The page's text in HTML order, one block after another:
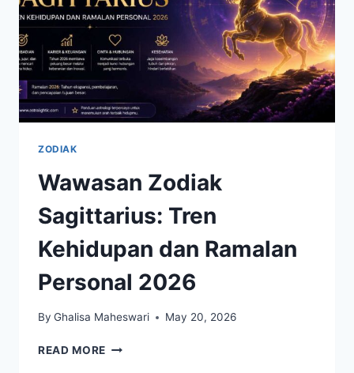
ZODIAK
Wawasan Zodiak
Sagittarius: Tren
Kehidupan dan Ramalan
Personal 2026
By Ghalisa Maheswari May 20, 2026
READ MORE WAWASAN